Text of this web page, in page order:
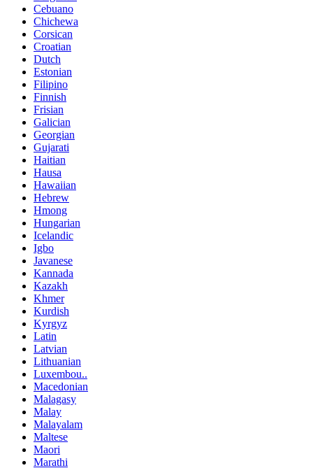
Cebuano
Chichewa
Corsican
Croatian
Dutch
Estonian
Filipino
Finnish
Frisian
Galician
Georgian
Gujarati
Haitian
Hausa
Hawaiian
Hebrew
Hmong
Hungarian
Icelandic
Igbo
Javanese
Kannada
Kazakh
Khmer
Kurdish
Kyrgyz
Latin
Latvian
Lithuanian
Luxembou..
Macedonian
Malagasy
Malay
Malayalam
Maltese
Maori
Marathi